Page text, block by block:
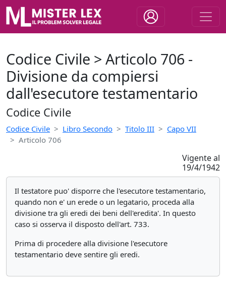
Codice Civile > Articolo 706 -
Divisione da compiersi
dall'esecutore testamentario
Codice Civile
Codice Civile Libro Secondo Titolo III
Capo VII
Articolo 706
Vigente al
19/4/1942
Il testatore puo' disporre che l'esecutore testamentario,
quando non e' un erede o un legatario, proceda alla
divisione tra gli eredi dei beni dell'eredita'. In questo
caso si osserva il disposto dell'art. 733.
Prima di procedere alla divisione l'esecutore
testamentario deve sentire gli eredi.